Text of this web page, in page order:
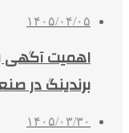
۱۴۰۵/۰۴/۰۵
اهمیت آگهی
برندینگ در
۱۴۰۵/۰۳/۳۰